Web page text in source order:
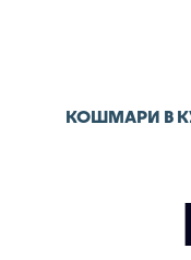
КОШМАРИ В